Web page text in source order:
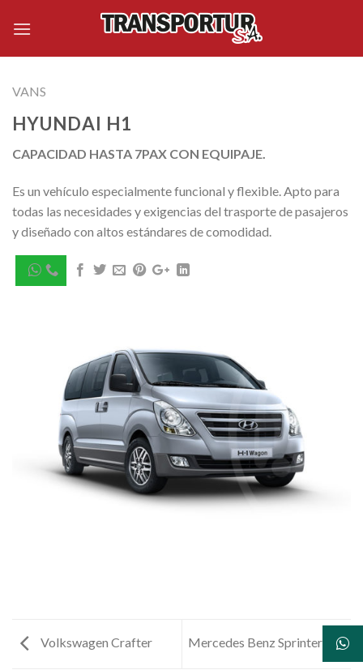
VANS
HYUNDAI H1
CAPACIDAD HASTA 7PAX CON EQUIPAJE.
Es un vehículo especialmente funcional y flexible. Apto para
todas las necesidades y exigencias del trasporte de pasajeros
y diseñado con altos estándares de comodidad.
Volkswagen Crafter Mercedes Benz Sprinter